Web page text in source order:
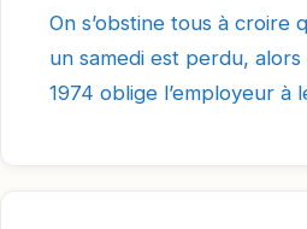
On s’obstine tous à croire
un samedi est perdu,
1974 oblige l’employeur